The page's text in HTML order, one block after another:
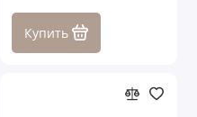
Купить